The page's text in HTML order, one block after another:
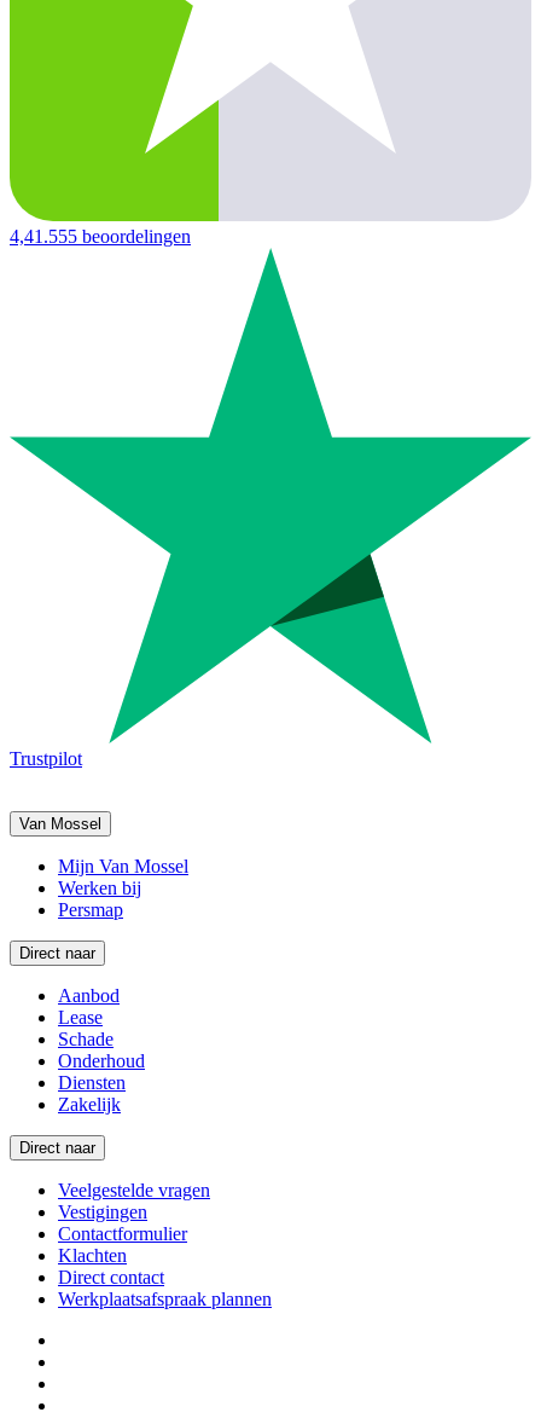
4,41.555 beoordelingen
Trustpilot
Van Mossel
Mijn Van Mossel
Werken bij
Persmap
Direct naar
Aanbod
Lease
Schade
Onderhoud
Diensten
Zakelijk
Direct naar
Veelgestelde vragen
Vestigingen
Contactformulier
Klachten
Direct contact
Werkplaatsafspraak plannen